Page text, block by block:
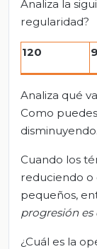
Analiza la
regularidad?
120
Analiza qué
Como
disminuyendo.
Cuando los
reduciendo o
pequeños,
progresión
¿Cuál es la